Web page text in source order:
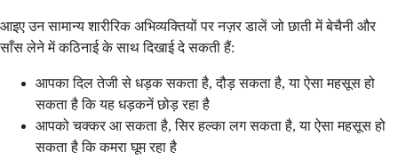
आइए उन सामान्य शारीरिक अभिव्यक्तियों पर नज़र डालें जो छाती में बेचैनी और
साँस लेने में कठिनाई के साथ दिखाई दे सकती हैं:
आपका दिल तेजी से धड़क सकता है, दौड़ सकता है, या ऐसा महसूस हो
सकता है कि यह धड़कनें छोड़ रहा है
आपको चक्कर आ सकता है, सिर हल्का लग सकता है, या ऐसा महसूस हो
सकता है कि कमरा घूम रहा है